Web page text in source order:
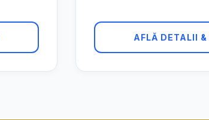
AFLĂ DETALII